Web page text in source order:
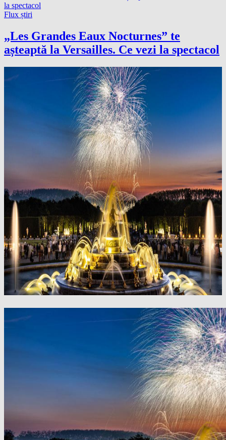
Flux știri
„Les Grandes Eaux Nocturnes” te
așteaptă la Versailles. Ce vezi la spectacol